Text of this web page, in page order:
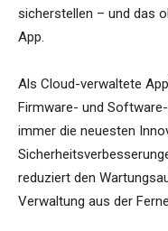
sicherstellen – und das
App.
Als Cloud-verwaltete
Firmware- und
immer die neuesten
reduziert den
Verwaltung aus der